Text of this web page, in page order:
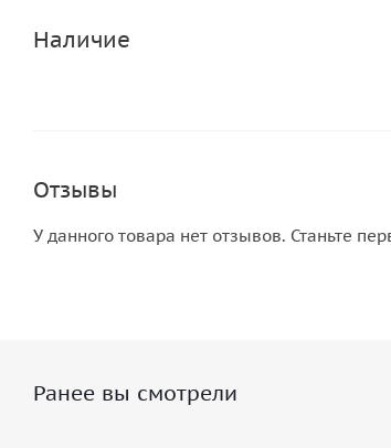
Наличие
Отзывы
У данного товара нет отзывов. Станьте
Ранее вы смотрели